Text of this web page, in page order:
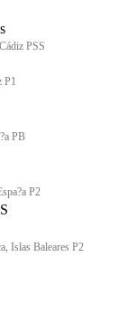
PSS
P1
PB
P2
Islas Baleares P2